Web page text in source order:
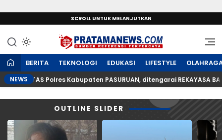
SCROLL UNTUK MELANJUTKAN
PratamaNews.com
Sumber Referensi Terpercaya
BERITA TEKNOLOGI EDUKASI LIFESTYLE
NEWS Polres Kabupaten PASURUAN, ditengarai REKAYASA BAP
OUTLINE SLIDER